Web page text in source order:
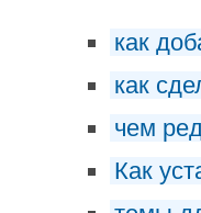
как
как
чем
Как